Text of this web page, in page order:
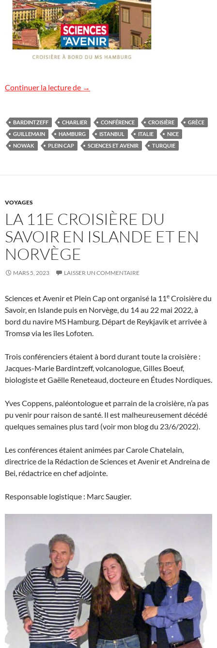
Continuer la lecture de Une croisière volcanologique de Nice à
→
BARDINTZEFF CHARLIER CONFÉRENCE CROISIÈRE
GRÈCE
GUILLEMAIN
HAMBURG ISTANBUL ITALIE
NICE
NOWAK
PLEIN CAP SCIENCES ET AVENIR TURQUIE
VOYAGES
LA 11E CROISIÈRE DU
SAVOIR EN ISLANDE ET EN
NORVÈGE
MARS 5, 2023 LAISSER UN COMMENTAIRE
Sciences et Avenir et Plein Cap ont organisé la 11e Croisière du
Savoir, en Islande puis en Norvège, du 14 au 22 mai 2022, à
bord du navire MS Hamburg. Départ de Reykjavik et arrivée à
Tromsø via les îles Lofoten.
Trois conférenciers étaient à bord durant toute la croisière :
Jacques-Marie Bardintzeff, volcanologue, Gilles Boeuf,
biologiste et Gaëlle Reneteaud, docteure en Études Nordiques.
Yves Coppens, paléontologue et parrain de la croisière, n’a pas
pu venir pour raison de santé. Il est malheureusement décédé
quelques semaines plus tard (voir mon blog du 23/6/2022).
Les conférences étaient animées par Carole Chatelain,
directrice de la Rédaction de Sciences et Avenir et Andreina de
Bei, rédactrice en chef adjointe.
Responsable logistique : Marc Saugier.